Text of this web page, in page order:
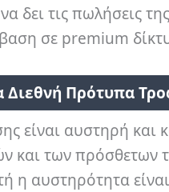
δει τις πωλήσεις
σε premium
Διεθνή Πρότυπα
είναι αυστηρή και
των πρόσθετων
η αυστηρότητα